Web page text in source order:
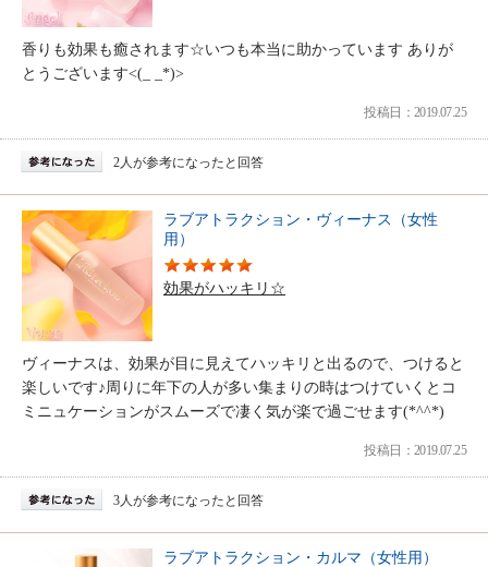
香りも効果も癒されます☆いつも本当に助かっています ありが
とうございます<(_ _*)>
投稿日：2019.07.25
2人が参考になったと回答
ラブアトラクション・ヴィーナス（女性
用）
効果がハッキリ☆
ヴィーナスは、効果が目に見えてハッキリと出るので、つけると
楽しいです♪周りに年下の人が多い集まりの時はつけていくとコ
ミニュケーションがスムーズで凄く気が楽で過ごせます(*^^*)
投稿日：2019.07.25
3人が参考になったと回答
ラブアトラクション・カルマ（女性用）